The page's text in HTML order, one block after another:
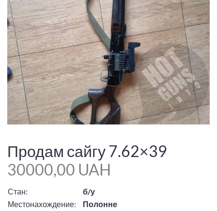
Продам сайгу 7.62×39
30000,00 UAH
Стан:
б/у
Местонахождение:
Полонне